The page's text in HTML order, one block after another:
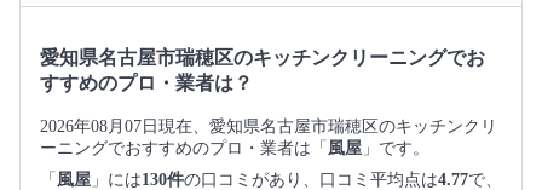
愛知県名古屋市瑞穂区のキッチンクリーニングでお
すすめのプロ・業者は？
2026年08月07日現在、愛知県名古屋市瑞穂区のキッチンクリ
ーニングでおすすめのプロ・業者は「 風屋 」です。
「 風屋 」には130件の口コミがあり、口コミ平均点は4.77で、